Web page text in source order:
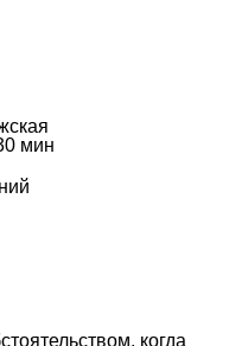
мин
когда